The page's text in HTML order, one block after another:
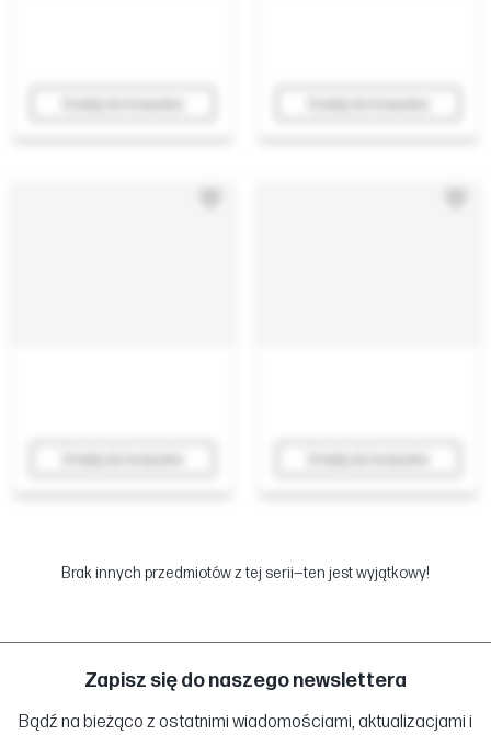
Brak innych przedmiotów z tej serii—ten jest wyjątkowy!
Zapisz się do naszego newslettera
Bądź na bieżąco z ostatnimi wiadomościami, aktualizacjami i